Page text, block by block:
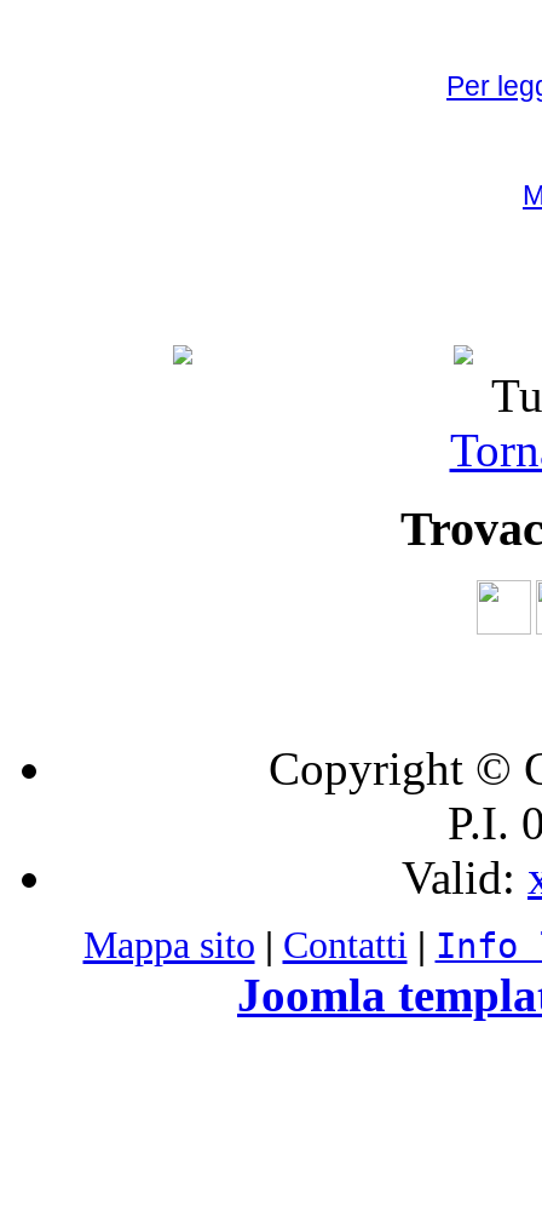
Per
Copyright ©
P.I.
Valid:
Mappa sito | Contatti | Info
Joomla